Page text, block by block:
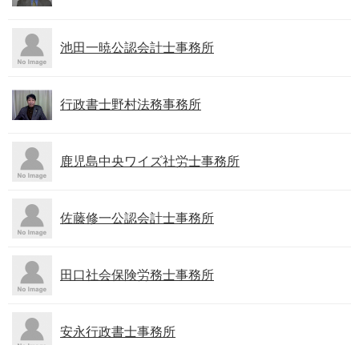
池田一暁公認会計士事務所
行政書士野村法務事務所
鹿児島中央ワイズ社労士事務所
佐藤修一公認会計士事務所
田口社会保険労務士事務所
安永行政書士事務所